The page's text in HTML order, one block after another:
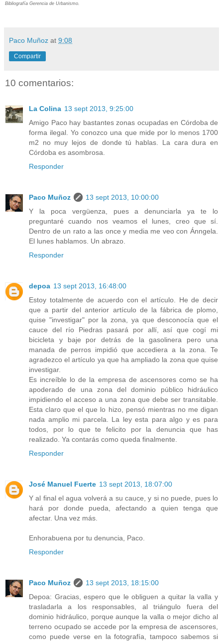
Bibliografía Gerencia de Urbanismo.
Paco Muñoz at 9:08
Compartir
10 comentarios:
La Colina 13 sept 2013, 9:25:00
Amigo Paco hay bastantes zonas ocupadas en Córdoba de
forma ilegal. Yo conozco una que mide por lo menos 1700
m2 no muy lejos de donde tú hablas. La cara dura en
Córdoba es asombrosa.
Responder
Paco Muñoz
13 sept 2013, 10:00:00
Y la poca vergüenza, pues a denunciarla ya te lo
preguntaré cuando nos veamos el lunes, creo que sí.
Dentro de un rato a las once y media me veo con Ánngela.
El lunes hablamos. Un abrazo.
Responder
depoa 13 sept 2013, 16:48:00
Estoy totalmente de acuerdo con el artículo. He de decir
que a partir del anterior artículo de la fábrica de plomo,
quise "investigar" por la zona, ya que desconocía que el
cauce del río Piedras pasará por allí, así que cogí mi
bicicleta y baje por detrás de la gasolinera pero una
manada de perros impidió que accediera a la zona. Te
agradezco el artículo ya que ha ampliado la zona que quise
investigar.
Es increíble lo de la empresa de ascensores como se ha
apoderado de una zona del dominio público hidráulico
impidiendo el acceso a una zona que debe ser transitable.
Esta claro que el que lo hizo, pensó mientras no me digan
nada amplio mi parcela. La ley esta para algo y es para
todos, por lo que te felicito por la denuncia que has
realizado. Ya contarás como queda finalmente.
Responder
José Manuel Fuerte 13 sept 2013, 18:07:00
Y al final el agua volverá a su cauce, y si no puede, pues lo
hará por donde pueda, afectando a quien tenga que
afectar. Una vez más.
Enhorabuena por tu denuncia, Paco.
Responder
Paco Muñoz
13 sept 2013, 18:15:00
Depoa: Gracias, espero que le obliguen a quitar la valla y
trasladarla a los responsables, al triángulo fuera del
dominio hidráulico, porque aunque la valla o mejor dicho al
terreno ocupado se accede por la empresa de ascensores,
como puede verse en la fotografía, tampoco sabemos si